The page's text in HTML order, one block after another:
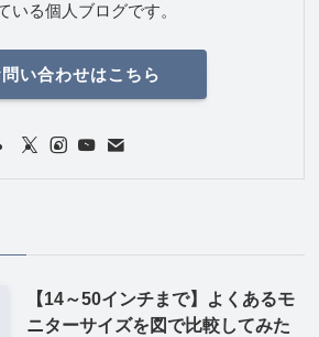
いる個人ブログです。
い合わせはこちら
【14～50インチまで】よくあるモ
ニターサイズを図で比較してみた